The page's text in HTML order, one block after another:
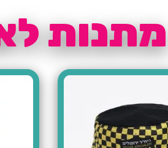
מתנות